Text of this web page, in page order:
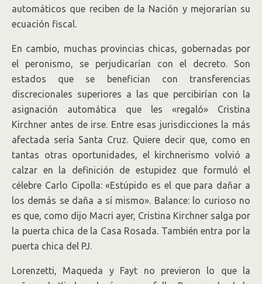
automáticos que reciben de la Nación y mejorarían su
ecuación fiscal.
En cambio, muchas provincias chicas, gobernadas por
el peronismo, se perjudicarían con el decreto. Son
estados que se benefician con transferencias
discrecionales superiores a las que percibirían con la
asignación automática que les «regaló» Cristina
Kirchner antes de irse. Entre esas jurisdicciones la más
afectada sería Santa Cruz. Quiere decir que, como en
tantas otras oportunidades, el kirchnerismo volvió a
calzar en la definición de estupidez que formuló el
célebre Carlo Cipolla: «Estúpido es el que para dañar a
los demás se daña a sí mismo». Balance: lo curioso no
es que, como dijo Macri ayer, Cristina Kirchner salga por
la puerta chica de la Casa Rosada. También entra por la
puerta chica del PJ.
Lorenzetti, Maqueda y Fayt no previeron lo que la